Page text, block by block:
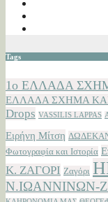
Tags
1ο ΕΛΛΑΔΑ
ΕΛΛΑΔΑ ΣΧΗΜΑ
Drops VASSILIS LAPPAS
Ειρήνη Μίτση
Φωτογραφία και Ιστορία
Κ. ΖΑΓΟΡΙ Ζαγόρι
Ν.ΙΩΑΝΝΙΝΩΝ-